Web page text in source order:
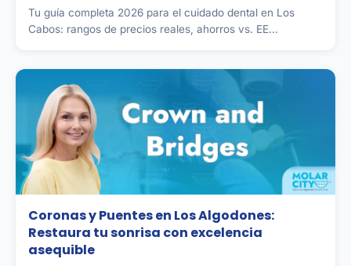
Tu guía completa 2026 para el cuidado dental en Los
Cabos: rangos de precios reales, ahorros vs. EE...
Coronas y Puentes en Los Algodones:
Restaura tu sonrisa con excelencia
asequible